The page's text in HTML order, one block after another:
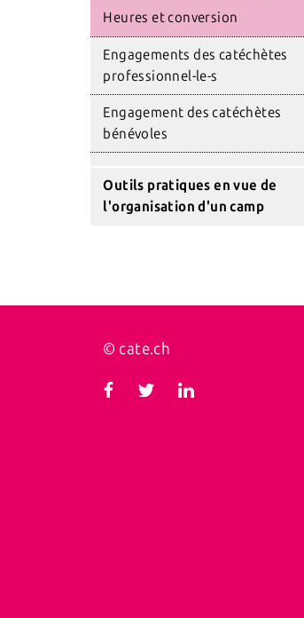
Heures et conversion
Engagements des catéchètes
professionnel-le-s
Engagement des catéchètes
bénévoles
Outils pratiques en vue de
l'organisation d'un camp
© cate.ch